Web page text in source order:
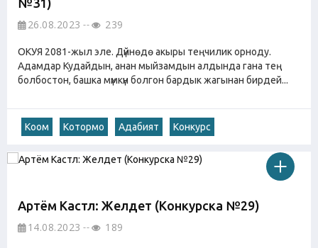
26.08.2023 239
ОКУЯ 2081-жыл эле. Дүйнөдө акыры теңчилик орноду.
Адамдар Кудайдын, анан мыйзамдын алдында гана тең
болбостон, башка мүмкүн болгон бардык жагынан бирдей...
Коом Котормо Адабият Конкурс
Артём Кастл: Желдет (Конкурска №29)
14.08.2023 189